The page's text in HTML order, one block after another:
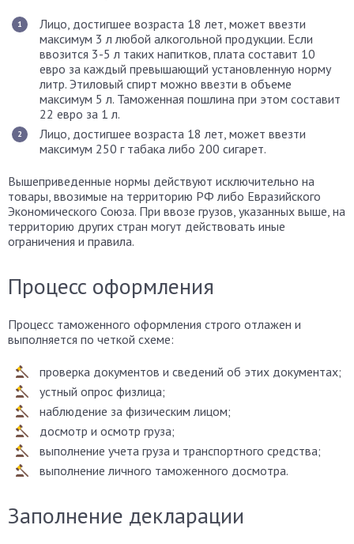
Лицо, достигшее возраста 18 лет, может ввезти
максимум 3 л любой алкогольной продукции. Если
ввозится 3-5 л таких напитков, плата составит 10
евро за каждый превышающий установленную норму
литр. Этиловый спирт можно ввезти в объеме
максимум 5 л. Таможенная пошлина при этом составит
22 евро за 1 л.
Лицо, достигшее возраста 18 лет, может ввезти
максимум 250 г табака либо 200 сигарет.
Вышеприведенные нормы действуют исключительно на
товары, ввозимые на территорию РФ либо Евразийского
Экономического Союза. При ввозе грузов, указанных выше, на
территорию других стран могут действовать иные
ограничения и правила.
Процесс оформления
Процесс таможенного оформления строго отлажен и
выполняется по четкой схеме:
проверка документов и сведений об этих документах;
устный опрос физлица;
наблюдение за физическим лицом;
досмотр и осмотр груза;
выполнение учета груза и транспортного средства;
выполнение личного таможенного досмотра.
Заполнение декларации